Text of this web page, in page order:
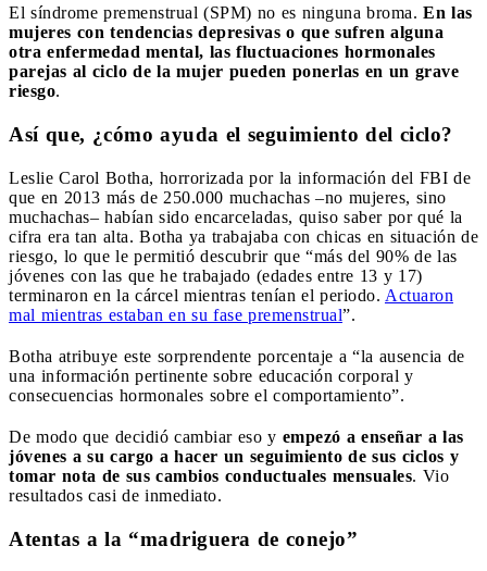
El síndrome premenstrual (SPM) no es ninguna broma. En las
mujeres con tendencias depresivas o que sufren alguna
otra enfermedad mental, las fluctuaciones hormonales
parejas al ciclo de la mujer pueden ponerlas en un grave
riesgo.
Así que, ¿cómo ayuda el seguimiento del ciclo?
Leslie Carol Botha, horrorizada por la información del FBI de
que en 2013 más de 250.000 muchachas –no mujeres, sino
muchachas– habían sido encarceladas, quiso saber por qué la
cifra era tan alta. Botha ya trabajaba con chicas en situación de
riesgo, lo que le permitió descubrir que “más del 90% de las
jóvenes con las que he trabajado (edades entre 13 y 17)
terminaron en la cárcel mientras tenían el periodo. Actuaron
mal mientras estaban en su fase premenstrual”.
Botha atribuye este sorprendente porcentaje a “la ausencia de
una información pertinente sobre educación corporal y
consecuencias hormonales sobre el comportamiento”.
De modo que decidió cambiar eso y empezó a enseñar a las
jóvenes a su cargo a hacer un seguimiento de sus ciclos y
tomar nota de sus cambios conductuales mensuales. Vio
resultados casi de inmediato.
Atentas a la “madriguera de conejo”